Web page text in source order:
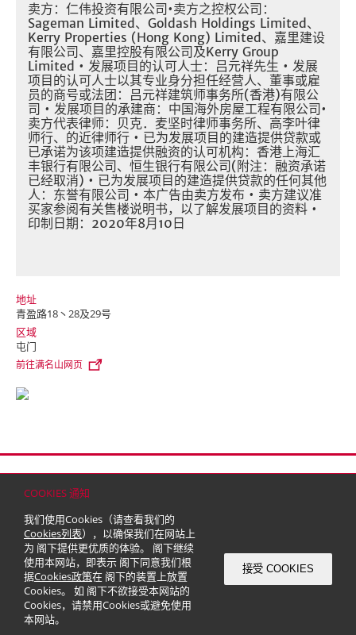
COOKIES 通知
我们使用Cookies（请查看我们的
Cookies列表），以确保我们在网站上
为 阁下提供更优质的体验。 阁下继续
使用本网站，即表示 阁下同意我们根
据Cookies政策在 阁下的装置上放置
Cookies。 如 阁下不欲接受本网站的
Cookies，请禁用Cookies或避免使用
本网站。
接受 COOKIES
卖方：仁伟投资有限公司•卖方之控权公司：
Sageman Limited、Goldash Holdings Limited、
Kerry Properties (Hong Kong) Limited、嘉里建设
有限公司、嘉里控股有限公司及Kerry Group
Limited • 发展项目的认可人士：吕元祥先生 • 发展
项目的认可人士以其专业身分担任经营人、董事或雇
员的商号或法团：吕元祥建筑师事务所(香港)有限公
司 • 发展项目的承建商：中国海外房屋工程有限公司•
卖方代表律师：贝克．麦坚时律师事务所、高李叶律
师行、的近律师行 • 已为发展项目的建造提供贷款或
已承诺为该项建造提供融资的认可机构：香港上海汇
丰银行有限公司、恒生银行有限公司(附注：融资承诺
已经取消) • 已为发展项目的建造提供贷款的任何其他
人：东誉有限公司 • 本广告由卖方发布 • 卖方建议准
买家参阅有关售楼说明书，以了解发展项目的资料 •
印制日期：2020年8月10日
地址
青盈路18丶28及29号
区域
屯门
前往满名山网页
© 2026 嘉里建设有限公司 (于百慕达注册成立之有限公司)